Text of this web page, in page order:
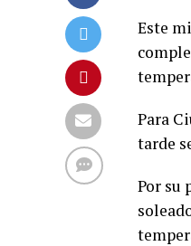
Este
Para
tarde
Por su